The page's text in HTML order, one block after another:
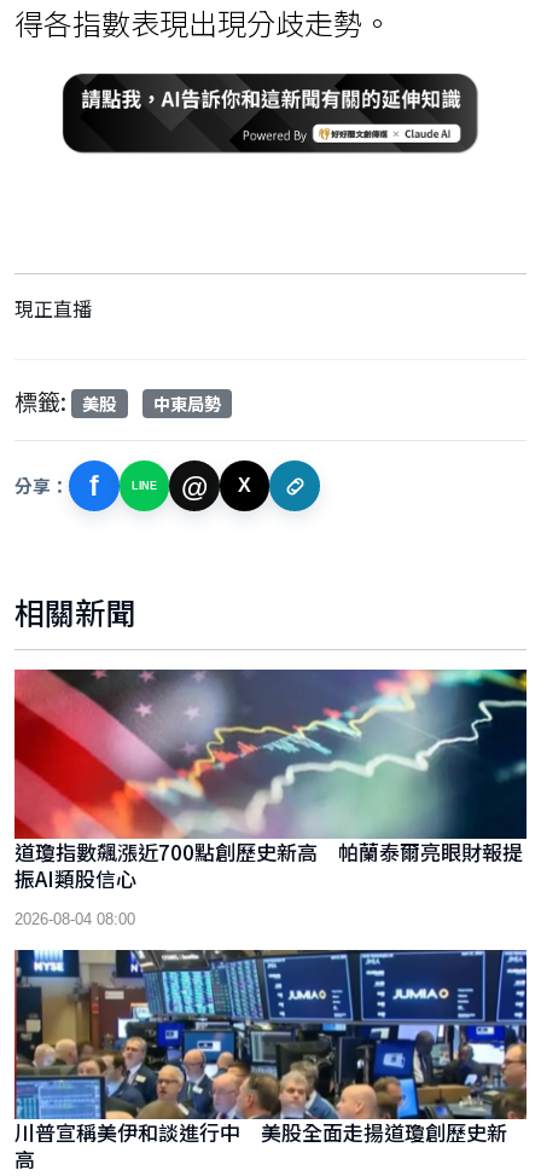
得各指數表現出現分歧走勢。
現正直播
標籤: 美股 中東局勢
分享： f LINE @ X
相關新聞
道瓊指數飆漲近700點創歷史新高 帕蘭泰爾亮眼財報提
振AI類股信心
2026-08-04 08:00
川普宣稱美伊和談進行中 美股全面走揚道瓊創歷史新
高